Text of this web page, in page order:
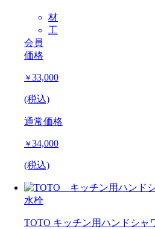
材
工
会員
価格
￥ 33,000
(税込)
通常価格
￥ 34,000
(税込)
水栓
TOTO キッチン用ハンドシャ